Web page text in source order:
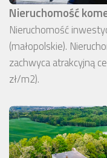
Nieruchomość
Nieruchomość
(małopolskie).
zachwyca atrakcyjną
zł/m2).